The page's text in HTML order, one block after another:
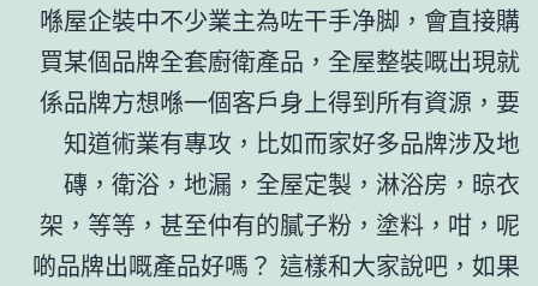
喺屋企裝中不少業主為咗干手净脚，會直接購
買某個品牌全套廚衛產品，全屋整裝嘅出現就
係品牌方想喺一個客戶身上得到所有資源，要
知道術業有專攻，比如而家好多品牌涉及地
磚，衛浴，地漏，全屋定製，淋浴房，晾衣
架，等等，甚至仲有的膩子粉，塗料，咁，呢
啲品牌出嘅產品好嗎？ 這樣和大家說吧，如果